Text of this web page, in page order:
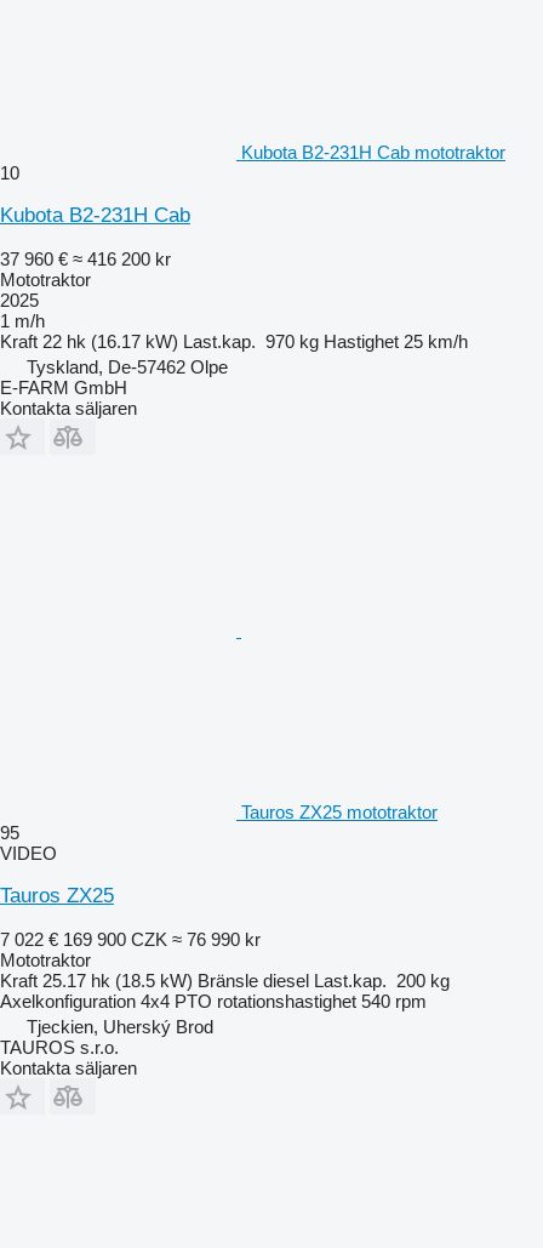
Kubota B2-231H Cab mototraktor
10
Kubota B2-231H Cab
37 960 € ≈ 416 200 kr
Mototraktor
2025
1 m/h
Kraft 22 hk (16.17 kW) Last.kap. 970 kg Hastighet 25 km/h
Tyskland, De-57462 Olpe
E-FARM GmbH
Kontakta säljaren
Tauros ZX25 mototraktor
95
VIDEO
Tauros ZX25
7 022 € 169 900 CZK ≈ 76 990 kr
Mototraktor
Kraft 25.17 hk (18.5 kW) Bränsle diesel Last.kap. 200 kg
Axelkonfiguration 4x4 PTO rotationshastighet 540 rpm
Tjeckien, Uherský Brod
TAUROS s.r.o.
Kontakta säljaren